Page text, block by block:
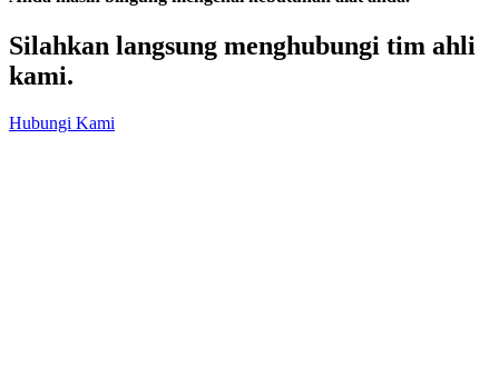
Silahkan langsung menghubungi tim ahli
kami.
Hubungi Kami